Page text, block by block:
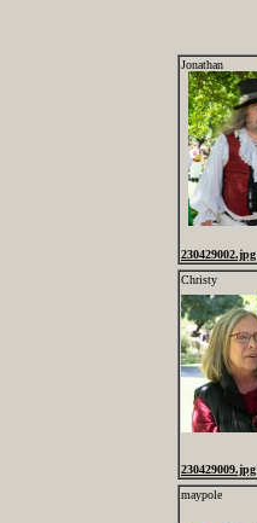
Jonathan
230429002.jpg
Christy
230429009.jpg
maypole